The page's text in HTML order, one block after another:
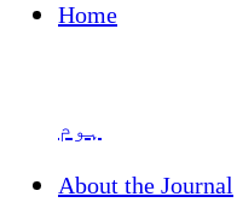
Home
ہوم
About the Journal